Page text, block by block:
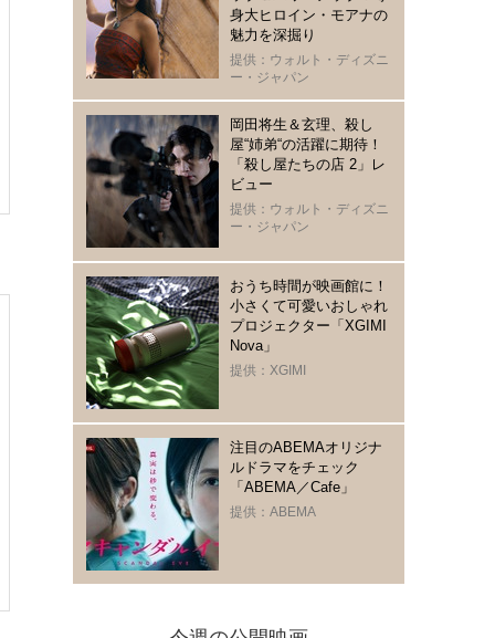
身大ヒロイン・モアナの
魅力を深掘り
提供：ウォルト・ディズニ
ー・ジャパン
岡田将生＆玄理、殺し
屋“姉弟“の活躍に期待！
「殺し屋たちの店 2」レ
ビュー
提供：ウォルト・ディズニ
ー・ジャパン
おうち時間が映画館に！
小さくて可愛いおしゃれ
プロジェクター「XGIMI
Nova」
提供：XGIMI
注目のABEMAオリジナ
ルドラマをチェック
「ABEMA／Cafe」
提供：ABEMA